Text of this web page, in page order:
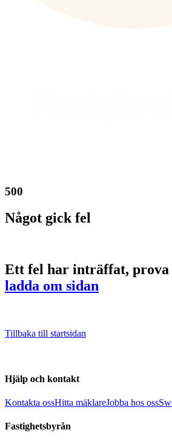
500
Något gick fel
Ett fel har inträffat, prova
ladda om sidan
Tillbaka till startsidan
Hjälp och kontakt
Kontakta ossHitta mäklareJobba hos oss
Fastighetsbyrån